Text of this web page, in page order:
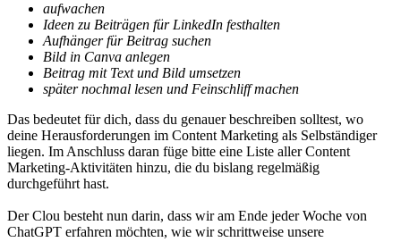
aufwachen
Ideen zu Beiträgen für LinkedIn festhalten
Aufhänger für Beitrag suchen
Bild in Canva anlegen
Beitrag mit Text und Bild umsetzen
später nochmal lesen und Feinschliff machen
Das bedeutet für dich, dass du genauer beschreiben solltest, wo
deine Herausforderungen im Content Marketing als Selbständiger
liegen. Im Anschluss daran füge bitte eine Liste aller Content
Marketing-Aktivitäten hinzu, die du bislang regelmäßig
durchgeführt hast.
Der Clou besteht nun darin, dass wir am Ende jeder Woche von
ChatGPT erfahren möchten, wie wir schrittweise unsere